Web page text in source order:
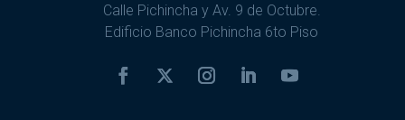
Calle Pichincha y Av. 9 de Octubre.
Edificio Banco Pichincha 6to Piso